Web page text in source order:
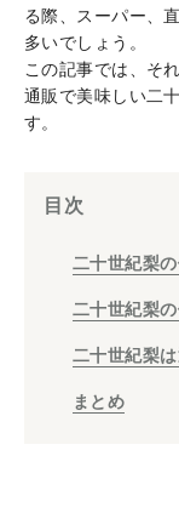
る際、スーパー、
多いでしょう。
この記事では、そ
通販で美味しい二
す。
目次
二十世紀梨
二十世紀梨
二十世紀梨
まとめ